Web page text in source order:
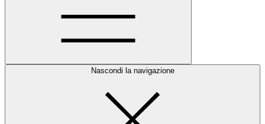
Nascondi la navigazione